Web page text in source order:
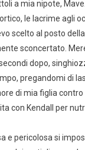
a mia nipote,
le lacrime agli
scelto al posto
sconcertato.
dopo,
pregandomi di
di mia figlia
con Kendall per
e pericolosa si